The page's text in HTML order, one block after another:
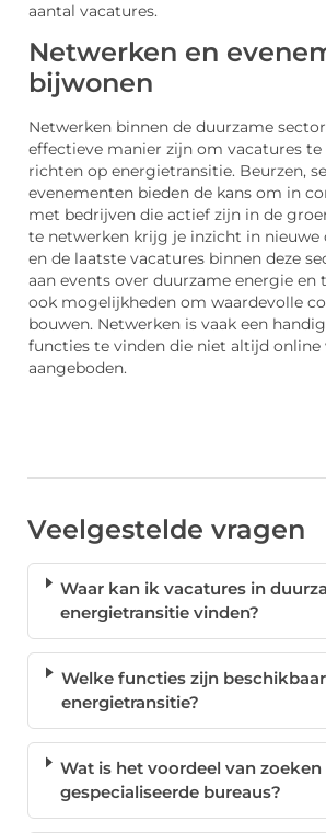
aantal vacatures.
Netwerken en
bijwonen
Netwerken binnen de duurzame
effectieve manier zijn om vacatures te
richten op energietransitie. Beurzen,
evenementen bieden de kans om in
met bedrijven die actief zijn in de
te netwerken krijg je inzicht in
en de laatste vacatures binnen deze
aan events over duurzame energie en
ook mogelijkheden om waardevolle
bouwen. Netwerken is vaak een
functies te vinden die niet altijd online
aangeboden.
Veelgestelde vragen
Waar kan ik vacatures in
energietransitie vinden?
Welke functies zijn
energietransitie?
Wat is het voordeel van zoeken
gespecialiseerde bureaus?